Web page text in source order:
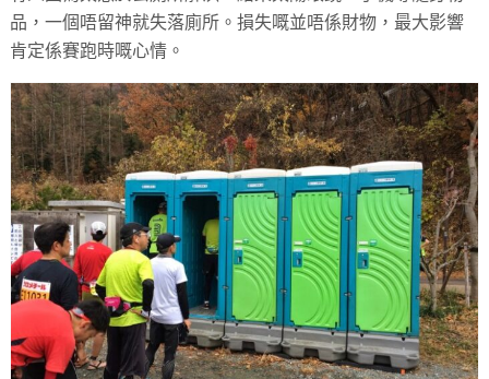
品，一個唔留神就失落廁所。損失嘅並唔係財物，最大影響
肯定係賽跑時嘅心情。